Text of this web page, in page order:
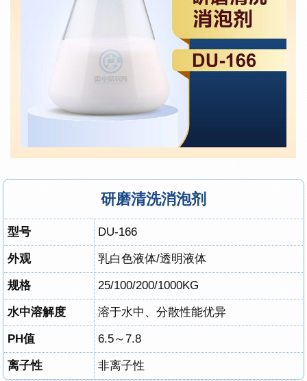
研磨清洗消泡剂
型号 DU-166
外观 乳白色液体/透明液体
规格 25/100/200/1000KG
水中溶解度 溶于水中、分散性能优异
PH值 6.5～7.8
离子性 非离子性